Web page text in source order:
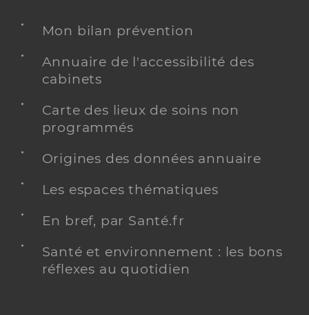
Spécialités
Adresse
26 Boulevard Victor Hugo, 44200 Nantes
Téléphone
0251172247
Infirmier
Professionel de santé
Infirmier
Adresse
26 Boulevard Victor Hugo, 44200 Nantes
Téléphone
0251172247
Mon bilan prévention
Annuaire de l'accessibilité des
cabinets
Carte des lieux de soins non
programmés
Origines des données annuaire
Les espaces thématiques
En bref, par Santé.fr
Santé et environnement : les bons
réflexes au quotidien